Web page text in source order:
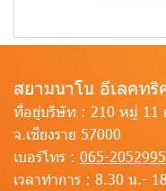
สยามนาโน อีเลคทริ
ที่อยู่บริษัท : 210 หมู่ 11
จ.เชียงราย 57000
เบอร์โทร : 065-2052995
เวลาทำการ : 8.30 น.-